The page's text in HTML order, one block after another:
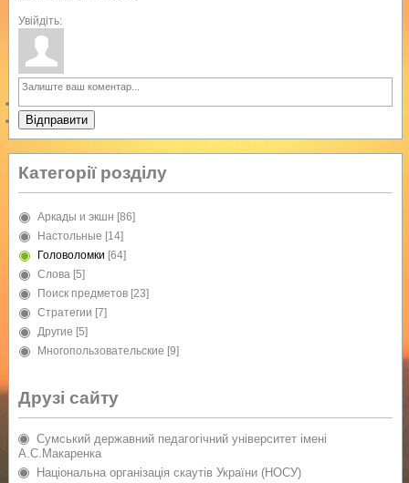
Увійдіть:
Відправити
Категорії розділу
Аркады и экшн [86]
Настольные [14]
Головоломки [64]
Слова [5]
Поиск предметов [23]
Стратегии [7]
Другие [5]
Многопользовательские [9]
Друзі сайту
Сумський державний педагогічний університет імені
А.С.Макаренка
Національна організація скаутів України (НОСУ)